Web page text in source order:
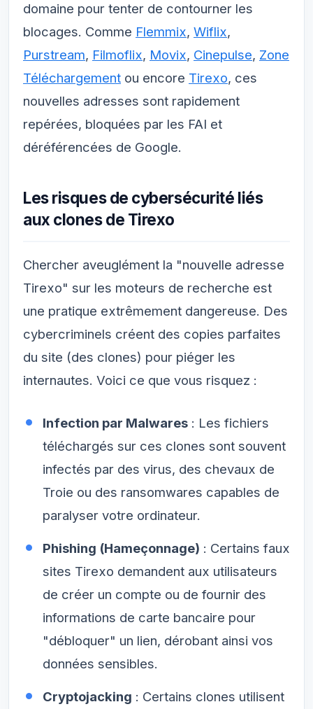
domaine pour tenter de contourner les
blocages. Comme Flemmix, Wiflix,
Purstream, Filmoflix, Movix, Cinepulse, Zone
Téléchargement ou encore Tirexo, ces
nouvelles adresses sont rapidement
repérées, bloquées par les FAI et
déréférencées de Google.
Les risques de cybersécurité liés
aux clones de Tirexo
Chercher aveuglément la "nouvelle adresse
Tirexo" sur les moteurs de recherche est
une pratique extrêmement dangereuse. Des
cybercriminels créent des copies parfaites
du site (des clones) pour piéger les
internautes. Voici ce que vous risquez :
Infection par Malwares : Les fichiers
téléchargés sur ces clones sont souvent
infectés par des virus, des chevaux de
Troie ou des ransomwares capables de
paralyser votre ordinateur.
Phishing (Hameçonnage) : Certains faux
sites Tirexo demandent aux utilisateurs
de créer un compte ou de fournir des
informations de carte bancaire pour
"débloquer" un lien, dérobant ainsi vos
données sensibles.
Cryptojacking : Certains clones utilisent